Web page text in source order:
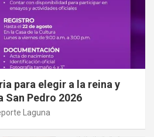
para elegir a la reina y
San Pedro 2026
Laguna